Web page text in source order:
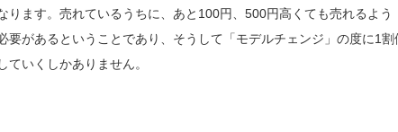
ます。売れているうちに、あと100円、500円高くても売れるよう
があるということであり、そうして「モデルチェンジ」の度に1割
いくしかありません。